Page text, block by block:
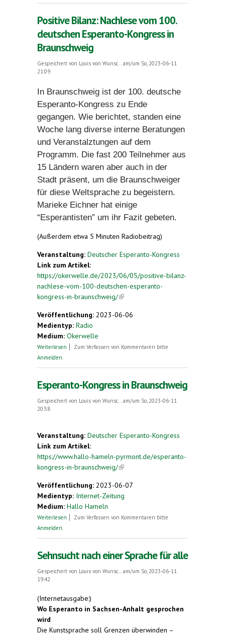
Positive Bilanz: Nachlese vom 100.
deutschen Esperanto-Kongress in
Braunschweig
Gespeichert von Louis von Wunsc...
am/um So, 2023-06-11
21:09
In Braunschweig ist der 100. deutsche
Esperanto-Kongress zu Ende
gegangen. Wie berichtet, standen eine
Woche lang diverse interne Beratungen
und Veranstalztungen auf dem
Programm. Die fast 200 Teilnehmer aus
15 Ländern waren aber auch in der
Stadt präsent, um die Braunschweiger
für diese Weltsprache zu begeistern.
Marieke Eichner hat einige
“Esperantisten” um ihr Fazit gebeten.
(Außerdem etwa 5 Minuten Radiobeitrag)
Veranstaltung: Deutscher Esperanto-Kongress
Link zum Artikel:
https://okerwelle.de/2023/06/05/positive-bilanz-
nachlese-vom-100-deutschen-esperanto-
kongress-in-braunschweig/(link is external)
Veröffentlichung: 2023-06-06
Medientyp: Radio
Medium: Okerwelle
Weiterlesen über Positive Bilanz: Nachlese vom 100.
Zum Verfassen von Kommentaren bitte
Anmelden
Esperanto-Kongress in Braunschweig
Gespeichert von Louis von Wunsc...
am/um So, 2023-06-11
20:58
Veranstaltung: Deutscher Esperanto-Kongress
Link zum Artikel:
https://www.hallo-hameln-pyrmont.de/esperanto-
kongress-in-braunschweig/(link is external)
Veröffentlichung: 2023-06-07
Medientyp: Internet-Zeitung
Medium: Hallo Hameln
Weiterlesen über Esperanto-Kongress in Braunschweig
Zum Verfassen von Kommentaren bitte
Anmelden
Sehnsucht nach einer Sprache für alle
Gespeichert von Louis von Wunsc...
am/um So, 2023-06-11
19:42
(Internetausgabe:)
Wo Esperanto in Sachsen-Anhalt gesprochen
wird
Die Kunstsprache soll Grenzen überwinden –